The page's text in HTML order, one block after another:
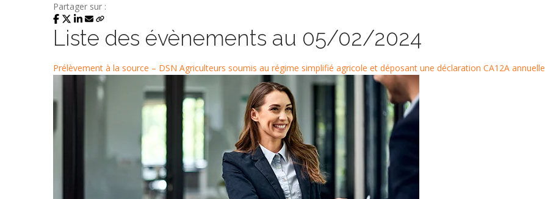
Partager sur :
Liste des évènements au 05/02/2024
Prélèvement à la source – DSN Agriculteurs soumis au régime simplifié agricole et déposant une déclaration CA12A annuelle